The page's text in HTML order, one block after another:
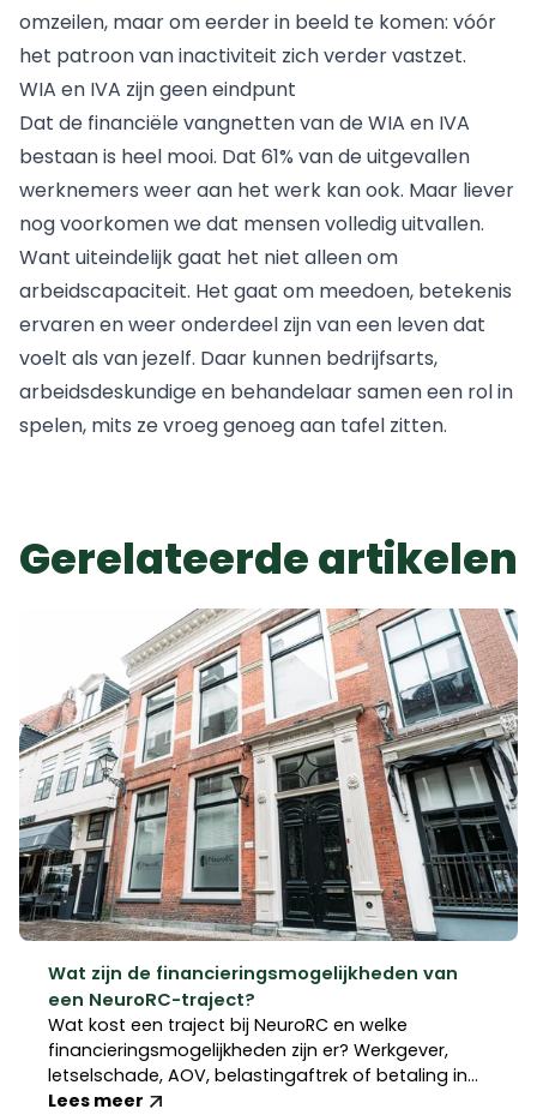
omzeilen, maar om eerder in beeld te komen: vóór
het patroon van inactiviteit zich verder vastzet.
WIA en IVA zijn geen eindpunt
Dat de financiële vangnetten van de WIA en IVA
bestaan is heel mooi. Dat 61% van de uitgevallen
werknemers weer aan het werk kan ook. Maar liever
nog voorkomen we dat mensen volledig uitvallen.
Want uiteindelijk gaat het niet alleen om
arbeidscapaciteit. Het gaat om meedoen, betekenis
ervaren en weer onderdeel zijn van een leven dat
voelt als van jezelf. Daar kunnen bedrijfsarts,
arbeidsdeskundige en behandelaar samen een rol in
spelen, mits ze vroeg genoeg aan tafel zitten.
Gerelateerde artikelen
Wat zijn de financieringsmogelijkheden van
een NeuroRC-traject?
Wat kost een traject bij NeuroRC en welke
financieringsmogelijkheden zijn er? Werkgever,
letselschade, AOV, belastingaftrek of betaling in
termijnen.
Lees meer